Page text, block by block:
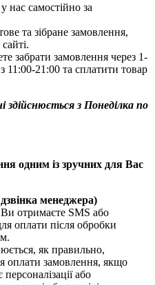
нас самостійно за
та зібране замовлення,
забрати замовлення через 1-
11:00-21:00 та сплатити товар
здійснюється з Понеділка по
одним із зручних для Вас
менеджера)
отримаєте SMS або
оплати після обробки
як правильно,
оплати замовлення, якщо
або